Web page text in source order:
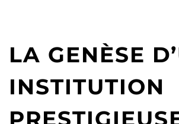
LA GENÈSE
INSTITUTION